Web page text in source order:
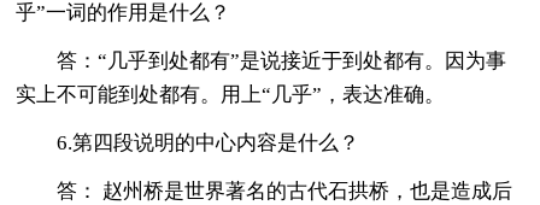
乎”一词的作用是什么？
答：“几乎到处都有”是说接近于到处都有。因为事
实上不可能到处都有。用上“几乎”，表达准确。
6.第四段说明的中心内容是什么？
答： 赵州桥是世界著名的古代石拱桥，也是造成后